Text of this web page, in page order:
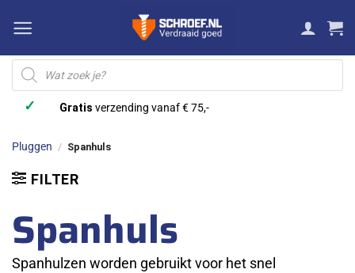
naar
inhoud
Producten
zoeken
✓ Gratis verzending vanaf € 75,-
Pluggen / Spanhuls
FILTER
Spanhuls
Spanhulzen worden gebruikt voor het snel